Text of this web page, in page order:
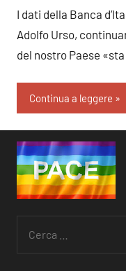
I dati della Banca
Adolfo Urso,
del nostro Paese
Continua a leggere
per: